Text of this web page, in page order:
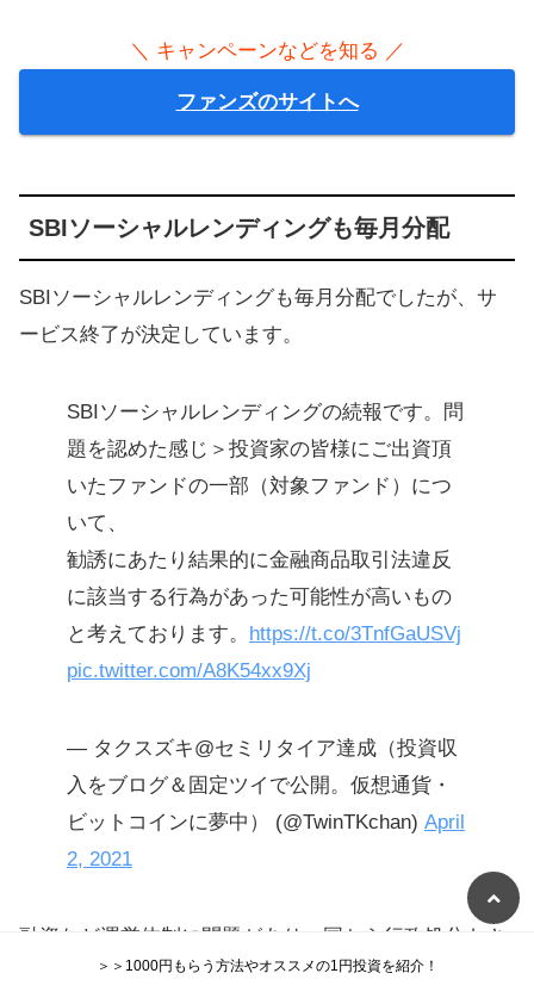
＼ キャンペーンなどを知る ／
ファンズのサイトへ
SBIソーシャルレンディングも毎月分配
SBIソーシャルレンディングも毎月分配でしたが、サ
ービス終了が決定しています。
SBIソーシャルレンディングの続報です。問
題を認めた感じ＞投資家の皆様にご出資頂
いたファンドの一部（対象ファンド）につ
いて、
勧誘にあたり結果的に金融商品取引法違反
に該当する行為があった可能性が高いもの
と考えております。 https://t.co/3TnfGaUSVj
pic.twitter.com/A8K54xx9Xj
— タクスズキ@セミリタイア達成（投資収
入をブログ＆固定ツイで公開。仮想通貨・
ビットコインに夢中） (@TwinTKchan) April
2, 2021
融資など運営体制に問題があり、国から行政処分もさ
れました。＞＞1000円もらう方法やオススメの1円投資を紹介！